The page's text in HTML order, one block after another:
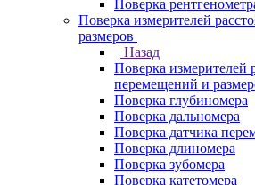
Поверка
Поверка измерителей
размеров
Назад
Поверка измерителей
перемещений и
Поверка глубиномера
Поверка дальномера
Поверка датчика
Поверка длиномера
Поверка зубомера
Поверка катетомера